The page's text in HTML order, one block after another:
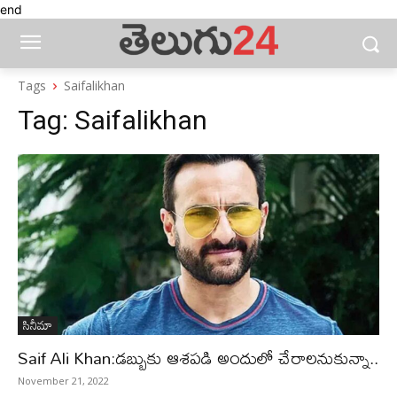
end
Tags Saifalikhan
Tag: Saifalikhan
సినీమా
Saif Ali Khan:డబ్బుకు ఆశపడి అందులో చేరాలనుకున్నా..
November 21, 2022